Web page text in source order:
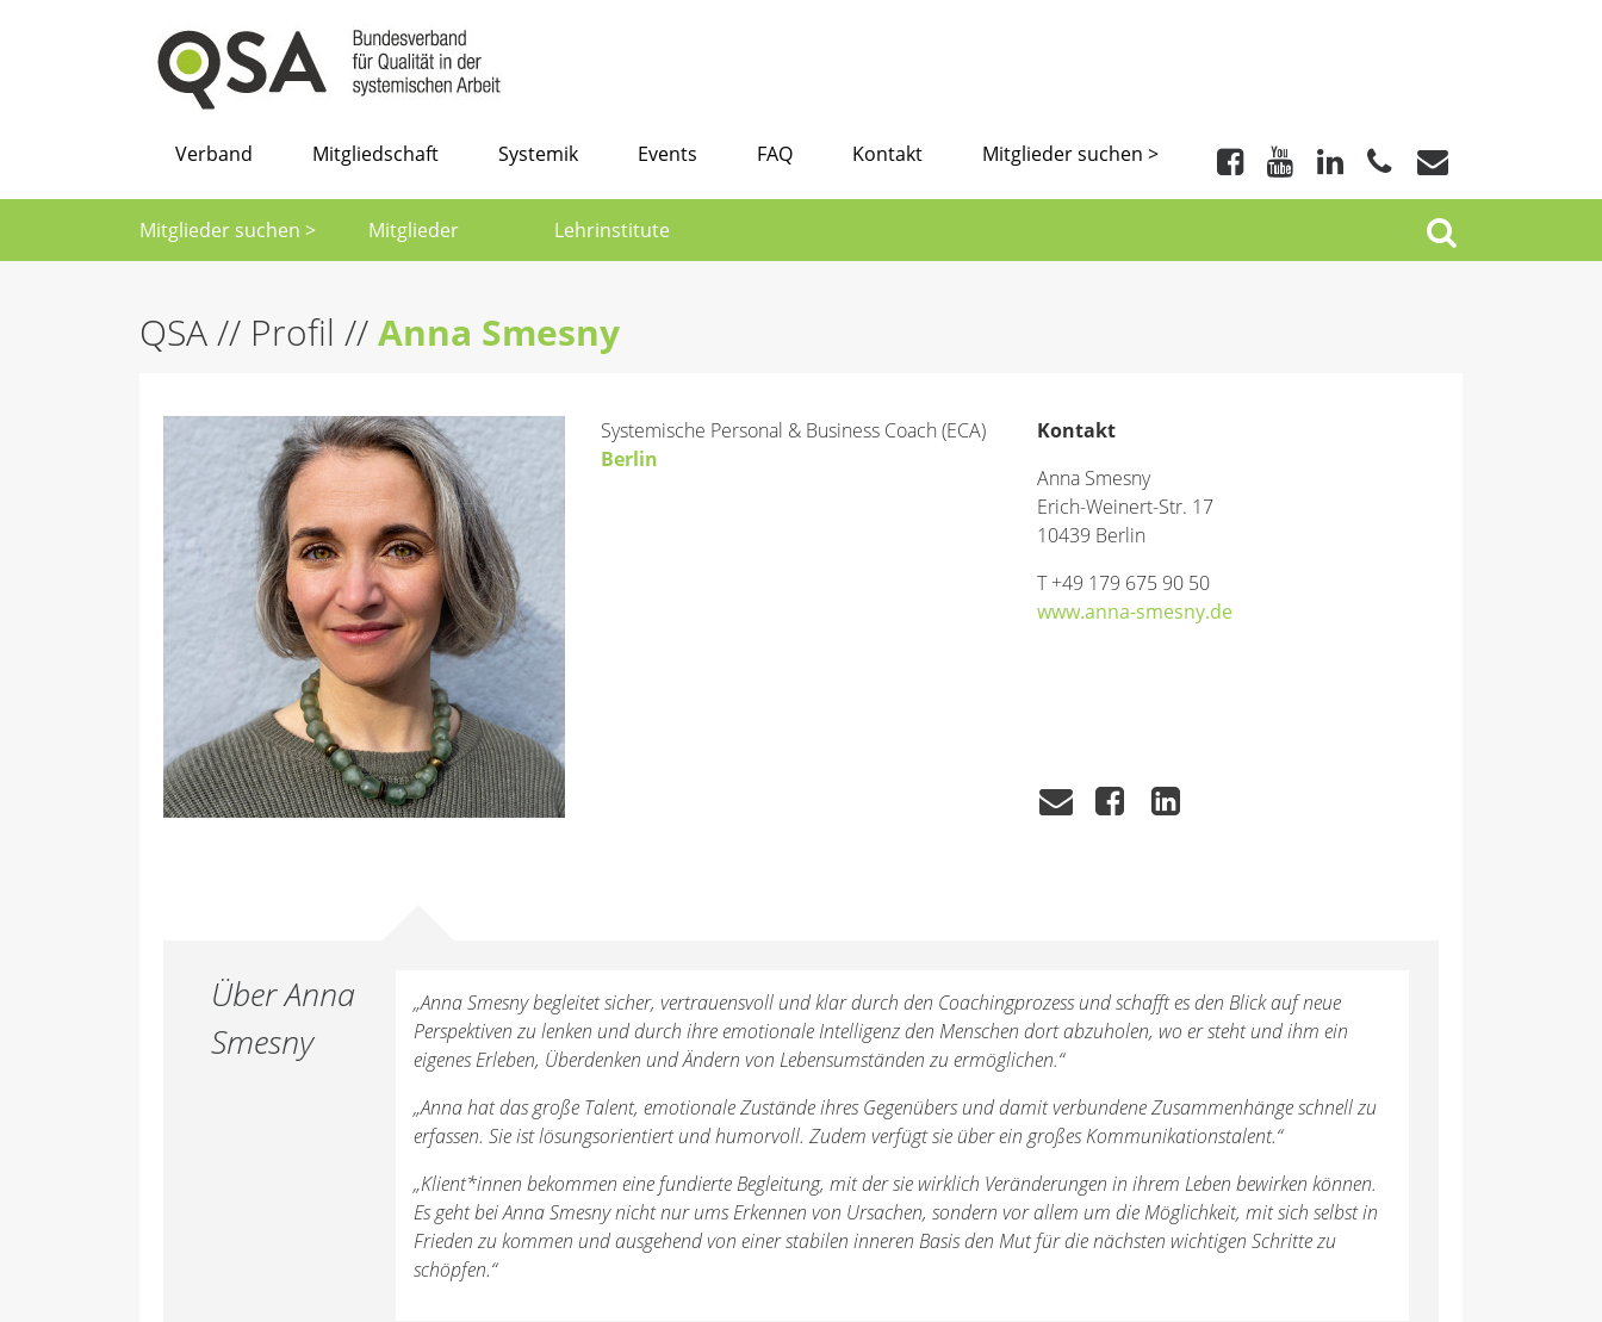
Verband Mitgliedschaft Systemik Events FAQ Kontakt Mitglieder suchen >
Mitglieder suchen > Mitglieder Lehrinstitute
QSA// Profil //Anna Smesny
Systemische Personal & Business Coach (ECA)
Berlin
Kontakt
Anna Smesny
Erich-Weinert-Str. 17
10439 Berlin
T +49 179 675 90 50
www.anna-smesny.de
Über Anna
Smesny
„Anna Smesny begleitet sicher, vertrauensvoll und klar durch den Coachingprozess und schafft es den Blick auf neue
Perspektiven zu lenken und durch ihre emotionale Intelligenz den Menschen dort abzuholen, wo er steht und ihm ein
eigenes Erleben, Überdenken und Ändern von Lebensumständen zu ermöglichen.“
„Anna hat das große Talent, emotionale Zustände ihres Gegenübers und damit verbundene Zusammenhänge schnell zu
erfassen. Sie ist lösungsorientiert und humorvoll. Zudem verfügt sie über ein großes Kommunikationstalent.“
„Klient*innen bekommen eine fundierte Begleitung, mit der sie wirklich Veränderungen in ihrem Leben bewirken können.
Es geht bei Anna Smesny nicht nur ums Erkennen von Ursachen, sondern vor allem um die Möglichkeit, mit sich selbst in
Frieden zu kommen und ausgehend von einer stabilen inneren Basis den Mut für die nächsten wichtigen Schritte zu
schöpfen.“